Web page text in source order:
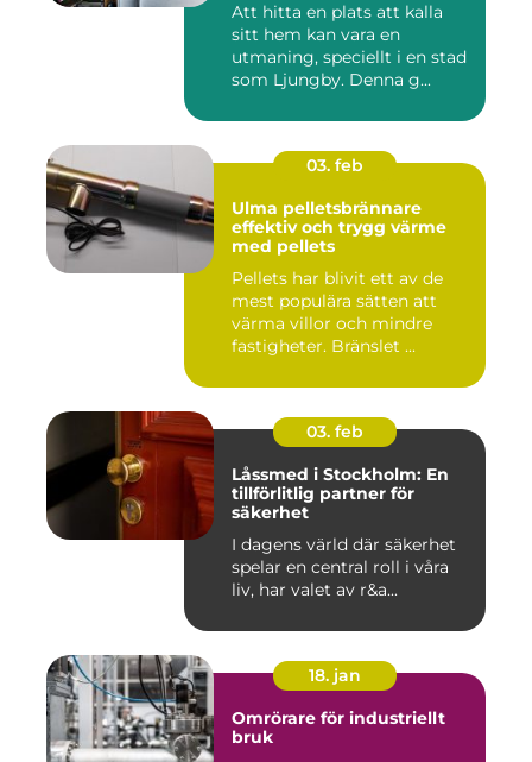
Att hitta en plats att kalla
sitt hem kan vara en
utmaning, speciellt i en stad
som Ljungby. Denna g...
03. feb
Ulma pelletsbrännare
effektiv och trygg värme
med pellets
Pellets har blivit ett av de
mest populära sätten att
värma villor och mindre
fastigheter. Bränslet ...
03. feb
Låssmed i Stockholm: En
tillförlitlig partner för
säkerhet
I dagens värld där säkerhet
spelar en central roll i våra
liv, har valet av r&a...
18. jan
Omrörare för industriellt
bruk